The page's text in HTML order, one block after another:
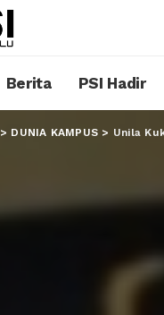
Berita PSI Hadir
> DUNIA KAMPUS > Unila